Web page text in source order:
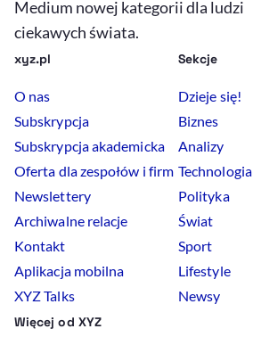
Medium nowej kategorii dla ludzi
ciekawych świata.
xyz.pl
O nas
Subskrypcja
Subskrypcja akademicka
Oferta dla zespołów i firm
Newslettery
Archiwalne relacje
Kontakt
Aplikacja mobilna
XYZ Talks
Sekcje
Dzieje się!
Biznes
Analizy
Technologia
Polityka
Świat
Sport
Lifestyle
Newsy
Więcej od XYZ